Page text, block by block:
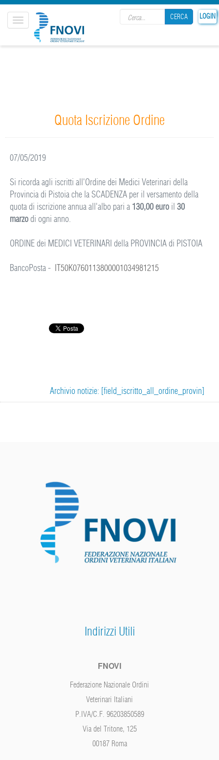
LOGIN
CERCA
Toggle
navigation
Quota Iscrizione Ordine
07/05/2019
Si ricorda agli iscritti all'Ordine dei Medici Veterinari della
Provincia di Pistoia che la SCADENZA per il versamento della
quota di iscrizione annua all'albo pari a 130,00 euro il30
marzodi ogni anno.
ORDINE dei MEDICI VETERINARI della PROVINCIA di PISTOIA
BancoPosta - IT50K0760113800001034981215
Archivio notizie: [field_iscritto_all_ordine_provin]
Indirizzi Utili
FNOVI
Federazione Nazionale Ordini
Veterinari Italiani
P.IVA/C.F. 96203850589
Via del Tritone, 125
00187 Roma